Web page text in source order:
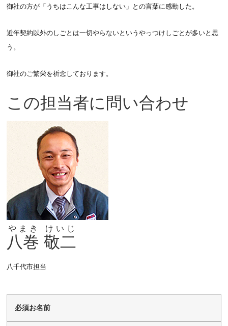
御社の方が「うちはこんな工事はしない」との言葉に感動した。
近年契約以外のしごとは一切やらないというやっつけしごとが多いと思
う。
御社のご繁栄を祈念しております。
この担当者に問い合わせ
八巻
やまき
敬二
けいじ
八千代市担当
必須お名前